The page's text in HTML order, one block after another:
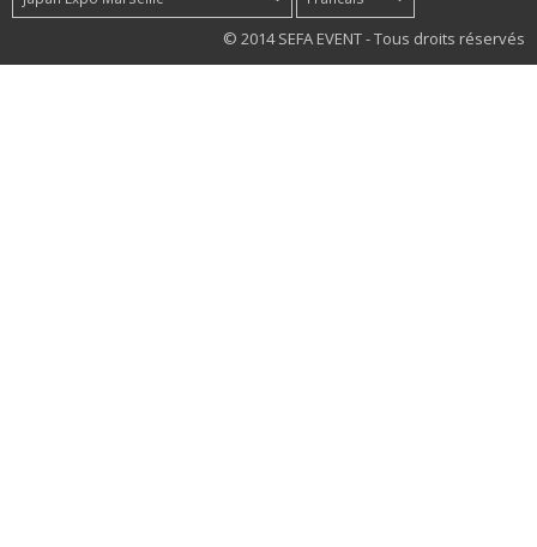
© 2014 SEFA EVENT - Tous droits réservés